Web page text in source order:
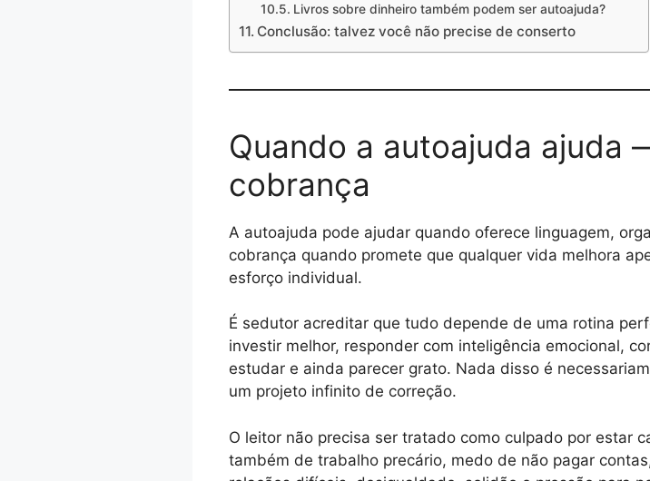
Livros sobre dinheiro também podem ser autoajuda?
Conclusão: talvez você não precise de conserto
Quando a autoajuda ajuda
cobrança
A autoajuda pode ajudar quando oferece linguagem,
cobrança quando promete que qualquer vida melhora
esforço individual.
É sedutor acreditar que tudo depende de uma rotina
investir melhor, responder com inteligência emocional,
estudar e ainda parecer grato. Nada disso é
um projeto infinito de correção.
O leitor não precisa ser tratado como culpado por estar
também de trabalho precário, medo de não pagar